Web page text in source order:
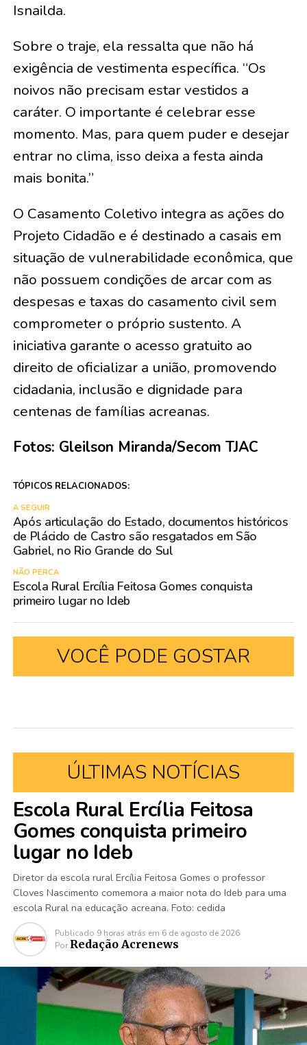
Isnailda.
Sobre o traje, ela ressalta que não há
exigência de vestimenta específica. “Os
noivos não precisam estar vestidos a
caráter. O importante é celebrar esse
momento. Mas, para quem puder e desejar
entrar no clima, isso deixa a festa ainda
mais bonita.”
O Casamento Coletivo integra as ações do
Projeto Cidadão e é destinado a casais em
situação de vulnerabilidade econômica, que
não possuem condições de arcar com as
despesas e taxas do casamento civil sem
comprometer o próprio sustento. A
iniciativa garante o acesso gratuito ao
direito de oficializar a união, promovendo
cidadania, inclusão e dignidade para
centenas de famílias acreanas.
Fotos: Gleilson Miranda/Secom TJAC
TÓPICOS RELACIONADOS:
A SEGUIR
Após articulação do Estado, documentos históricos
de Plácido de Castro são resgatados em São
Gabriel, no Rio Grande do Sul
NÃO PERCA
Escola Rural Ercília Feitosa Gomes conquista
primeiro lugar no Ideb
VOCÊ PODE GOSTAR
ÚLTIMAS NOTÍCIAS
Escola Rural Ercília Feitosa
Gomes conquista primeiro
lugar no Ideb
Diretor da escola rural Ercília Feitosa Gomes o professor
Cloves Nascimento comemora a maior nota do Ideb para uma
escola Rural na educação acreana. Foto: cedida
Publicado 9 horas atrás em 6 de agosto de 2026
Por Redação Acrenews